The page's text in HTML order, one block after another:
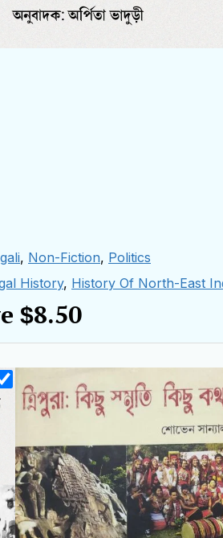
, Non-Fiction, Politics
History, History Of North-East
$8.50